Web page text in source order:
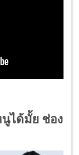
นูได้มั้ย ช่อง